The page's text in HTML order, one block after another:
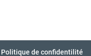
Politique de confidentilité